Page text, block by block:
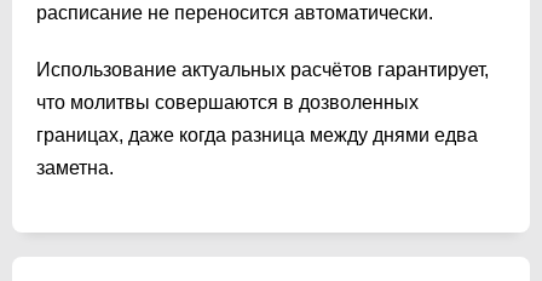
расписание не переносится автоматически.
Использование актуальных расчётов гарантирует,
что молитвы совершаются в дозволенных
границах, даже когда разница между днями едва
заметна.